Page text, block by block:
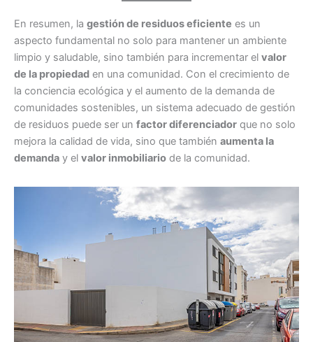
En resumen, la gestión de residuos eficiente es un
aspecto fundamental no solo para mantener un ambiente
limpio y saludable, sino también para incrementar el valor
de la propiedad en una comunidad. Con el crecimiento de
la conciencia ecológica y el aumento de la demanda de
comunidades sostenibles, un sistema adecuado de gestión
de residuos puede ser un factor diferenciador que no solo
mejora la calidad de vida, sino que también aumenta la
demanda y el valor inmobiliario de la comunidad.